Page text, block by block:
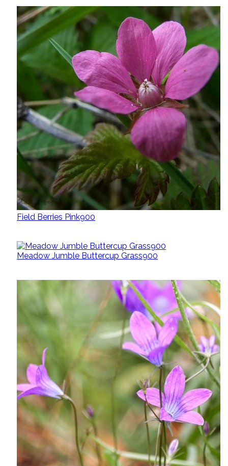
Field Berries Pink900
Meadow Jumble Buttercup Grass900